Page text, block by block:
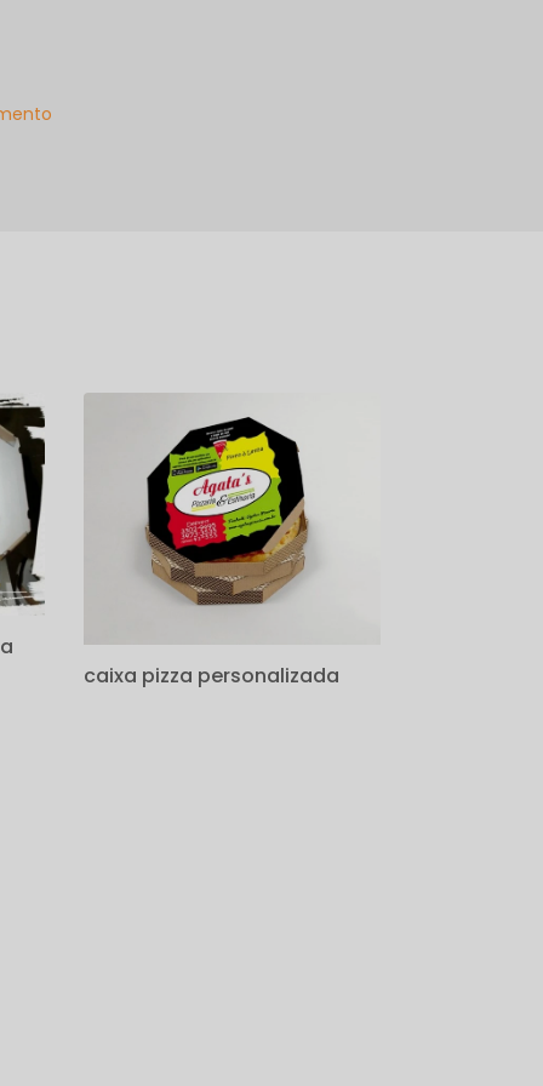
caixa pizza personalizada